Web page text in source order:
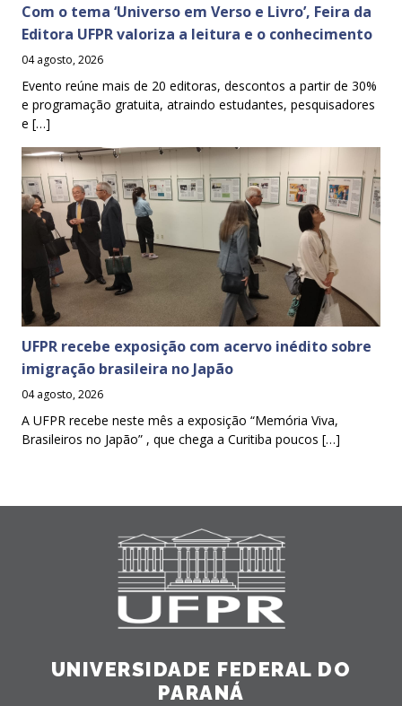
Com o tema ‘Universo em Verso e Livro’, Feira da
Editora UFPR valoriza a leitura e o conhecimento
04 agosto, 2026
Evento reúne mais de 20 editoras, descontos a partir de 30%
e programação gratuita, atraindo estudantes, pesquisadores
e […]
UFPR recebe exposição com acervo inédito sobre
imigração brasileira no Japão
04 agosto, 2026
A UFPR recebe neste mês a exposição “Memória Viva,
Brasileiros no Japão” , que chega a Curitiba poucos […]
UNIVERSIDADE FEDERAL DO
PARANÁ